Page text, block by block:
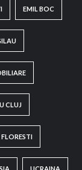
EMIL BOC
CLUJ